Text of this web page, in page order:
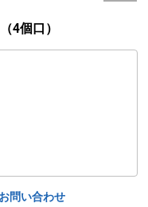
4個口）
お問い合わせ